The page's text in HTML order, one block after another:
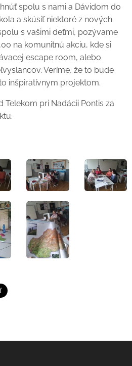
spolu s nami a Dávidom do
a skúsiť niektoré z nových
s vašimi deťmi, pozývame
na komunitnú akciu, kde si
escape room, alebo
Veríme, že to bude
inšpiratívnym projektom.
Telekom pri Nadácii Pontis za